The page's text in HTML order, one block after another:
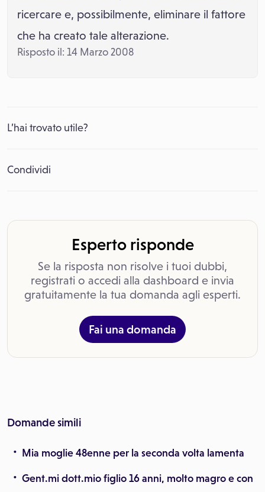
ricercare e, possibilmente, eliminare il fattore
che ha creato tale alterazione.
Risposto il: 14 Marzo 2008
L’hai trovato utile?
Condividi
Esperto risponde
Se la risposta non risolve i tuoi dubbi,
registrati o accedi alla dashboard e invia
gratuitamente la tua domanda agli esperti.
Fai una domanda
Domande simili
Mia moglie 48enne per la seconda volta lamenta
Gent.mi dott.mio figlio 16 anni, molto magro e con